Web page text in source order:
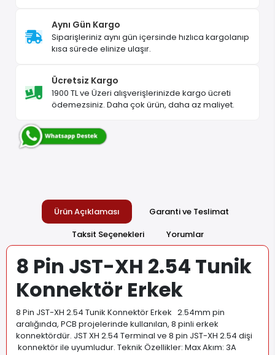
Aynı Gün Kargo
Siparişleriniz aynı gün içersinde hızlıca kargolanıp
kısa sürede elinize ulaşır.
Ücretsiz Kargo
1900 TL ve Üzeri alışverişlerinizde kargo ücreti
ödemezsiniz. Daha çok ürün, daha az maliyet.
Ürün Açıklaması
Garanti ve Teslimat
Taksit Seçenekleri
Yorumlar
8 Pin JST-XH 2.54 Tunik
Konnektör Erkek
8 Pin JST-XH 2.54 Tunik Konnektör Erkek 2.54mm pin
aralığında, PCB projelerinde kullanılan, 8 pinli erkek
konnektördür. JST XH 2.54 Terminal ve 8 pin JST-XH 2.54 dişi
konnektör ile uyumludur. Teknik Özellikler: Max Akım: 3A